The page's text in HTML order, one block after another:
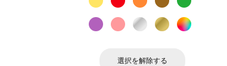
選択を解除する